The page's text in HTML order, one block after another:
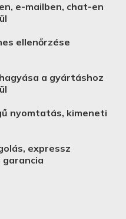
e-mailben, chat-en
ellenőrzése
a gyártáshoz
nyomtatás, kimeneti
expressz